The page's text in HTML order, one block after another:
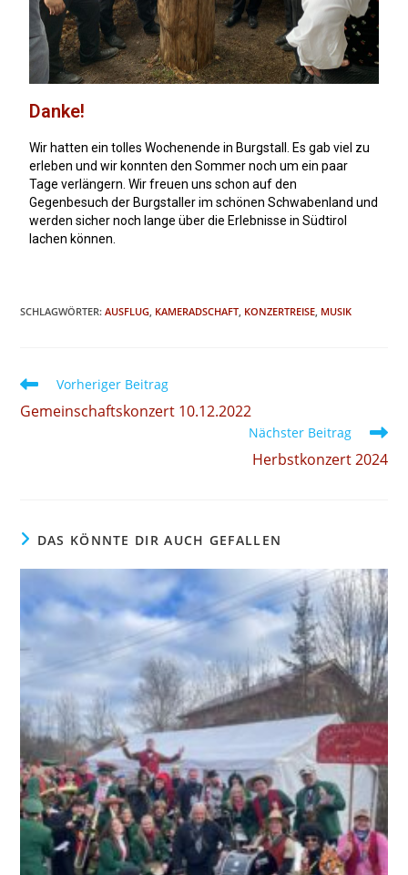
Danke!
Wir hatten ein tolles Wochenende in Burgstall. Es gab viel zu
erleben und wir konnten den Sommer noch um ein paar
Tage verlängern. Wir freuen uns schon auf den
Gegenbesuch der Burgstaller im schönen Schwabenland und
werden sicher noch lange über die Erlebnisse in Südtirol
lachen können.
SCHLAGWÖRTER:AUSFLUG, KAMERADSCHAFT, KONZERTREISE, MUSIK
Vorheriger Beitrag
Gemeinschaftskonzert 10.12.2022
Nächster Beitrag
Herbstkonzert 2024
DAS KÖNNTE DIR AUCH GEFALLEN